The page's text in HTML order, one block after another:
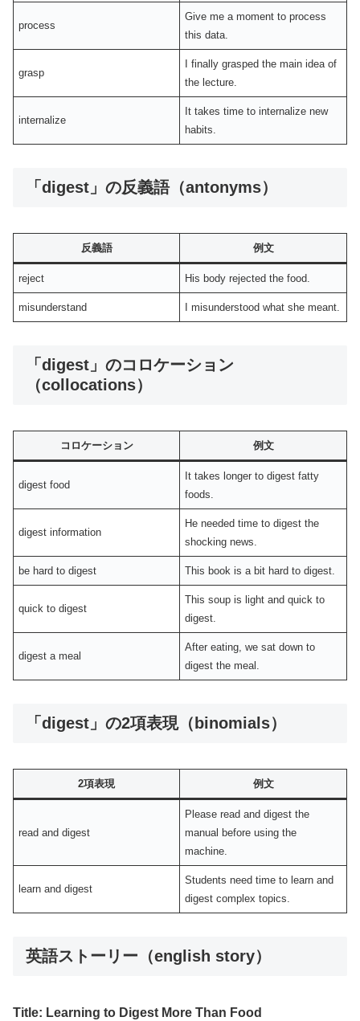
process
Give me a moment to process
this data.
grasp
I finally grasped the main idea of
the lecture.
internalize
It takes time to internalize new
habits.
「digest」の反義語（antonyms）
反義語 例文
reject His body rejected the food.
misunderstand I misunderstood what she meant.
「digest」のコロケーション
（collocations）
コロケーション 例文
digest food
It takes longer to digest fatty
foods.
digest information
He needed time to digest the
shocking news.
be hard to digest This book is a bit hard to digest.
quick to digest
This soup is light and quick to
digest.
digest a meal
After eating, we sat down to
digest the meal.
「digest」の2項表現（binomials）
2項表現 例文
read and digest
Please read and digest the
manual before using the
machine.
learn and digest
Students need time to learn and
digest complex topics.
英語ストーリー（english story）
Title: Learning to Digest More Than Food